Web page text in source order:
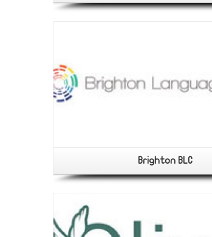
Brighton BLC